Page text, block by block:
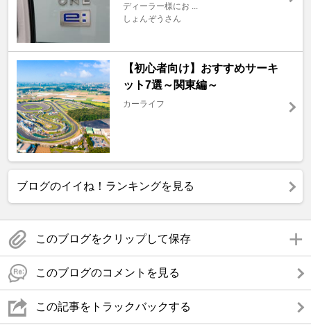
ディーラー様にお ...
しょんぞうさん
【初心者向け】おすすめサーキ
ット7選～関東編～
カーライフ
ブログのイイね！ランキングを見る
このブログをクリップして保存
このブログのコメントを見る
この記事をトラックバックする